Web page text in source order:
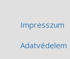
Impresszum
Adatvédelem